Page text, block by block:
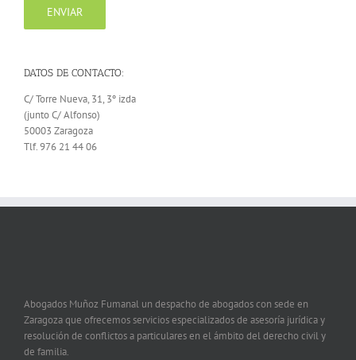
DATOS DE CONTACTO:
C/ Torre Nueva, 31, 3º izda
(junto C/ Alfonso)
50003 Zaragoza
Tlf. 976 21 44 06
Abogados Muñoz Fumanal un despacho de abogados con sede en
Zaragoza que ofrecemos servicios especializados de asesoría jurídica y
resolución de conflictos a particulares en el ámbito del derecho civil y
de familia.